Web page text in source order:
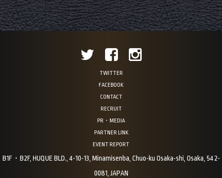
TWITTER
FACEBOOK
CONTACT
RECRUIT
PR・MEDIA
PARTNER LINK
EVENT REPORT
B1F・B2F, HUQUE BLD., 4-10-13, Minamisenba, Chuo-ku Osaka-shi, Osaka, 542-
0081, JAPAN